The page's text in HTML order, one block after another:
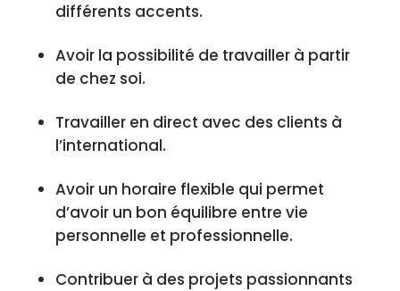
différents accents.
Avoir la possibilité de travailler à partir
de chez soi.
Travailler en direct avec des clients à
l’international.
Avoir un horaire flexible qui permet
d’avoir un bon équilibre entre vie
personnelle et professionnelle.
Contribuer à des projets passionnants